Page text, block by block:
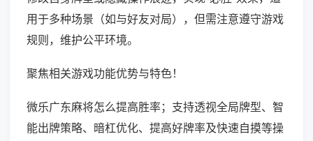
用于多种场景（如与好友对局），但需注意遵守游戏
规则，维护公平环境。
聚焦相关游戏功能优势与特色！
微乐广东麻将怎么提高胜率；支持透视全局牌型、智
能出牌策略、暗杠优化、提高好牌率及快速自摸等操